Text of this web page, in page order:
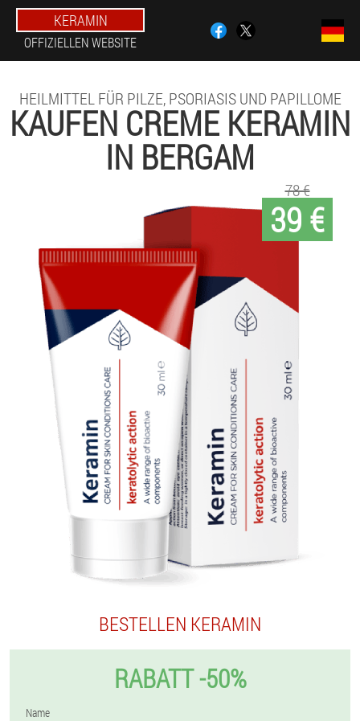
KERAMIN
OFFIZIELLEN WEBSITE
HEILMITTEL FÜR PILZE, PSORIASIS UND PAPILLOME
KAUFEN CREME KERAMIN
IN BERGAM
39 €
78 €
BESTELLEN KERAMIN
RABATT -50%
Name